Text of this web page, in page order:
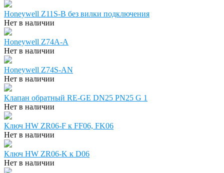
Honeywell Z11S-В без вилки подключения
Нет в наличии
Honeywell Z74A-A
Нет в наличии
Honeywell Z74S-AN
Нет в наличии
Клапан обратный RE-GE DN25 PN25 G 1
Нет в наличии
Ключ HW ZR06-F к FF06, FK06
Нет в наличии
Ключ HW ZR06-K к D06
Нет в наличии